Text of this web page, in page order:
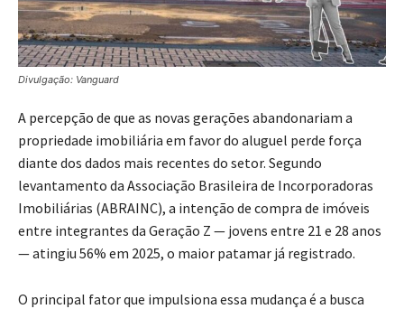
Divulgação: Vanguard
A percepção de que as novas gerações abandonariam a
propriedade imobiliária em favor do aluguel perde força
diante dos dados mais recentes do setor. Segundo
levantamento da Associação Brasileira de Incorporadoras
Imobiliárias (ABRAINC), a intenção de compra de imóveis
entre integrantes da Geração Z — jovens entre 21 e 28 anos
— atingiu 56% em 2025, o maior patamar já registrado.
O principal fator que impulsiona essa mudança é a busca